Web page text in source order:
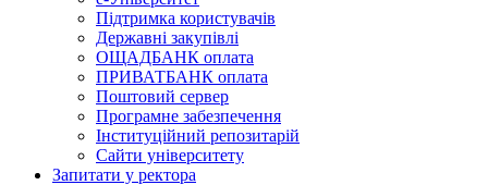
Підтримка користувачів
Державні закупівлі
ОЩАДБАНК оплата
ПРИВАТБАНК оплата
Поштовий сервер
Програмне забезпечення
Інституційний репозитарій
Сайти університету
Запитати у ректора